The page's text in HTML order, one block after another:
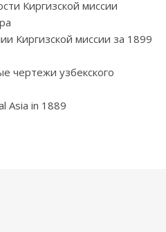
Киргизской миссии
Киргизской миссии за 1899
чертежи узбекского
Asia in 1889